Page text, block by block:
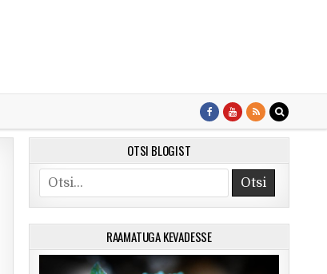
OTSI BLOGIST
Search for:
RAAMATUGA KEVADESSE